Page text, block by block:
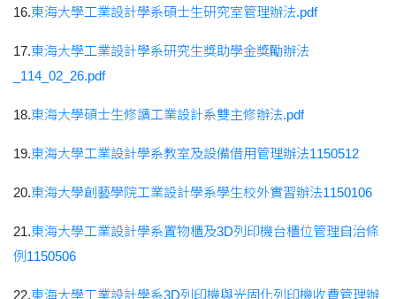
16.東海大學工業設計學系碩士生研究室管理辦法.pdf
17.東海大學工業設計學系研究生獎助學金獎勵辦法
_114_02_26.pdf
18.東海大學碩士生修讀工業設計系雙主修辦法.pdf
19.東海大學工業設計學系教室及設備借用管理辦法1150512
20.東海大學創藝學院工業設計學系學生校外實習辦法1150106
21.東海大學工業設計學系置物櫃及3D列印機台櫃位管理自治條
例1150506
22.東海大學工業設計學系3D列印機與光固化列印機收費管理辦